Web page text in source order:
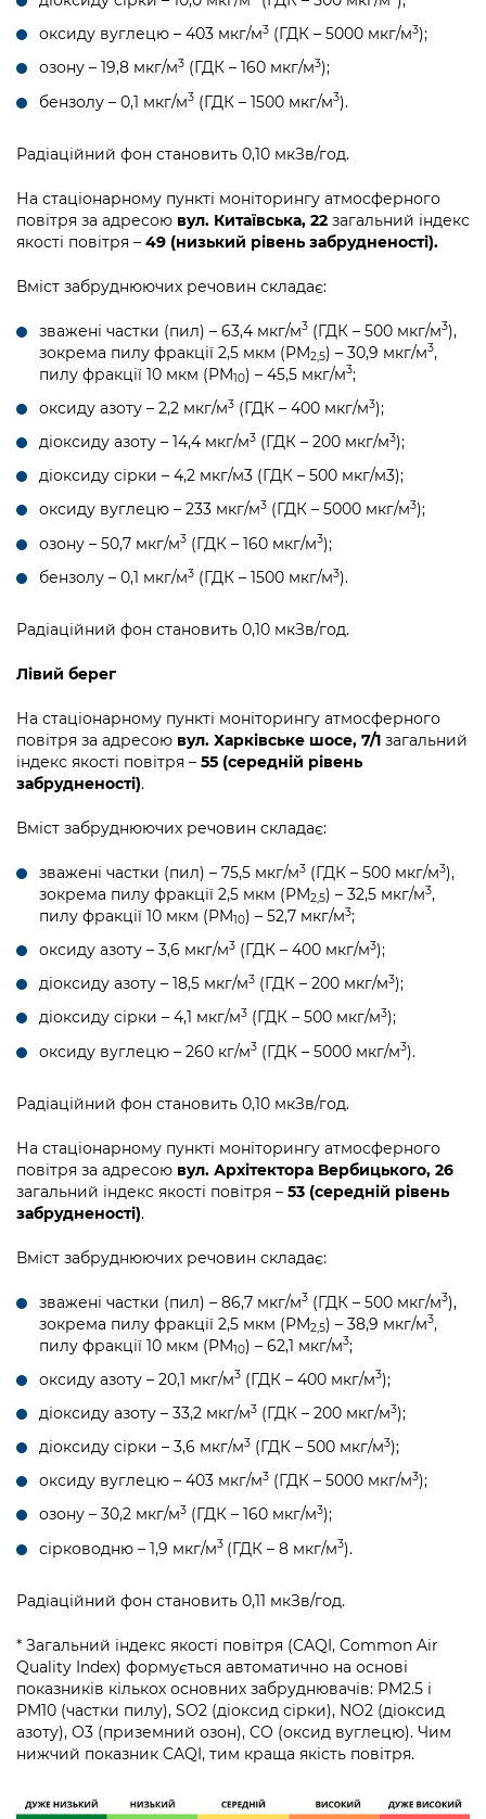
оксиду вуглецю – 403 мкг/м3 (ГДК – 5000 мкг/м3);
озону – 19,8 мкг/м3 (ГДК – 160 мкг/м3);
бензолу – 0,1 мкг/м3 (ГДК – 1500 мкг/м3).
Радіаційний фон становить 0,10 мкЗв/год.
На стаціонарному пункті моніторингу атмосферного
повітря за адресою вул. Китаївська, 22 загальний індекс
якості повітря – 49 (низький рівень забрудненості).
Вміст забруднюючих речовин складає:
зважені частки (пил) – 63,4 мкг/м3 (ГДК – 500 мкг/м3),
зокрема пилу фракції 2,5 мкм (PM2,5) – 30,9 мкг/м3,
пилу фракції 10 мкм (PM10) – 45,5 мкг/м3;
оксиду азоту – 2,2 мкг/м3 (ГДК – 400 мкг/м3);
діоксиду азоту – 14,4 мкг/м3 (ГДК – 200 мкг/м3);
діоксиду сірки – 4,2 мкг/м3 (ГДК – 500 мкг/м3);
оксиду вуглецю – 233 мкг/м3 (ГДК – 5000 мкг/м3);
озону – 50,7 мкг/м3 (ГДК – 160 мкг/м3);
бензолу – 0,1 мкг/м3 (ГДК – 1500 мкг/м3).
Радіаційний фон становить 0,10 мкЗв/год.
Лівий берег
На стаціонарному пункті моніторингу атмосферного
повітря за адресою вул. Харківське шосе, 7/1 загальний
індекс якості повітря – 55 (середній рівень
забрудненості).
Вміст забруднюючих речовин складає:
зважені частки (пил) – 75,5 мкг/м3 (ГДК – 500 мкг/м3),
зокрема пилу фракції 2,5 мкм (PM2,5) – 32,5 мкг/м3,
пилу фракції 10 мкм (PM10) – 52,7 мкг/м3;
оксиду азоту – 3,6 мкг/м3 (ГДК – 400 мкг/м3);
діоксиду азоту – 18,5 мкг/м3 (ГДК – 200 мкг/м3);
діоксиду сірки – 4,1 мкг/м3 (ГДК – 500 мкг/м3);
оксиду вуглецю – 260 кг/м3 (ГДК – 5000 мкг/м3).
Радіаційний фон становить 0,10 мкЗв/год.
На стаціонарному пункті моніторингу атмосферного
повітря за адресою вул. Архітектора Вербицького, 26
загальний індекс якості повітря – 53 (середній рівень
забрудненості).
Вміст забруднюючих речовин складає:
зважені частки (пил) – 86,7 мкг/м3 (ГДК – 500 мкг/м3),
зокрема пилу фракції 2,5 мкм (PM2,5) – 38,9 мкг/м3,
пилу фракції 10 мкм (PM10) – 62,1 мкг/м3;
оксиду азоту – 20,1 мкг/м3 (ГДК – 400 мкг/м3);
діоксиду азоту – 33,2 мкг/м3 (ГДК – 200 мкг/м3);
діоксиду сірки – 3,6 мкг/м3 (ГДК – 500 мкг/м3);
оксиду вуглецю – 403 мкг/м3 (ГДК – 5000 мкг/м3);
озону – 30,2 мкг/м3 (ГДК – 160 мкг/м3);
сірководню – 1,9 мкг/м3 (ГДК – 8 мкг/м3).
Радіаційний фон становить 0,11 мкЗв/год.
* Загальний індекс якості повітря (CAQI, Common Air
Quality Index) формується автоматично на основі
показників кількох основних забруднювачів: PM2.5 і
PM10 (частки пилу), SO2 (діоксид сірки), NO2 (діоксид
азоту), О3 (приземний озон), CO (оксид вуглецю). Чим
нижчий показник CAQI, тим краща якість повітря.